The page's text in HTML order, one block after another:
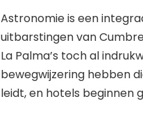
Astronomie is een
uitbarstingen van
La Palma’s toch al
bewegwijzering hebben
leidt, en hotels beginnen